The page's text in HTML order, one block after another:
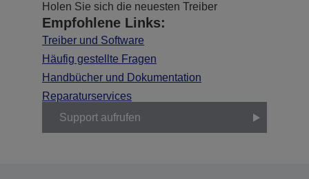
Holen Sie sich die neuesten Treiber
Empfohlene Links:
Treiber und Software
Häufig gestellte Fragen
Handbücher und Dokumentation
Reparaturservices
Support aufrufen